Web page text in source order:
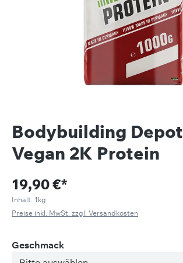
Bodybuilding Depot
Vegan 2K Protein
19,90 €*
Inhalt: 1kg
Preise inkl. MwSt. zzgl. Versandkosten
Geschmackauswählen